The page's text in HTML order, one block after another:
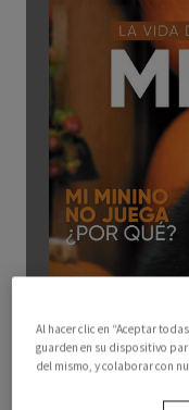
Al hacer clic en “Aceptar
guarden en su dispositivo
del mismo, y colaborar con